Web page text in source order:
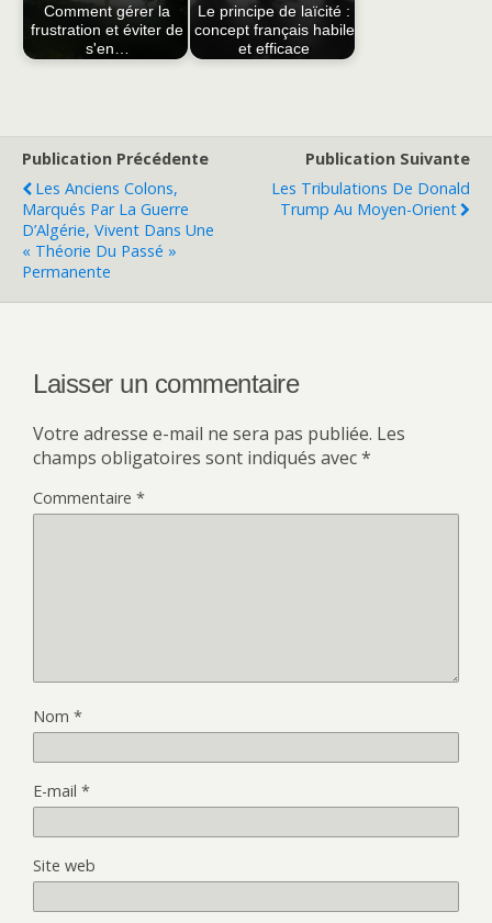
Comment gérer la
frustration et éviter de
s'en…
Le principe de laïcité :
concept français habile
et efficace
Publication Précédente
Les Anciens Colons,
Marqués Par La Guerre
D’Algérie, Vivent Dans Une
« Théorie Du Passé »
Permanente
Publication Suivante
Les Tribulations De Donald
Trump Au Moyen-Orient
Laisser un commentaire
Votre adresse e-mail ne sera pas publiée. Les
champs obligatoires sont indiqués avec*
Commentaire *
Nom *
E-mail *
Site web